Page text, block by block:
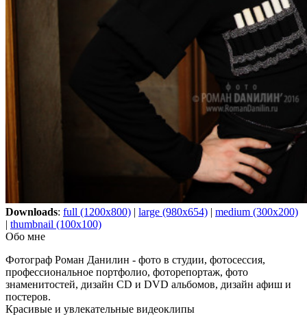
Downloads: full (1200x800) | large (980x654) | medium (300x200)
| thumbnail (100x100)
Обо мне
Фотограф Роман Данилин - фото в студии, фотосессия,
профессиональное портфолио, фоторепортаж, фото
знаменитостей, дизайн CD и DVD альбомов, дизайн афиш и
постеров.
Красивые и увлекательные видеоклипы